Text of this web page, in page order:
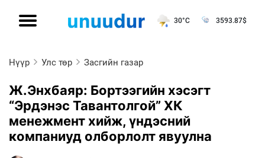
30°C 3593.87$
Нүүр Улс төр Засгийн газар
Ж.Энхбаяр: Бортээгийн хэсэгт
“Эрдэнэс Тавантолгой” ХК
менежмент хийж, үндэсний
компаниуд олборлолт явуулна